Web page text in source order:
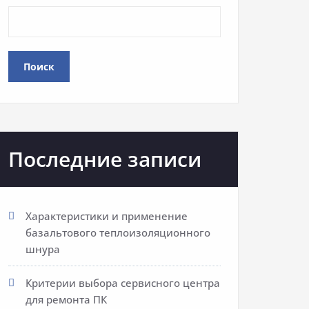
Поиск
Последние записи
Характеристики и применение
базальтового теплоизоляционного
шнура
Критерии выбора сервисного центра
для ремонта ПК